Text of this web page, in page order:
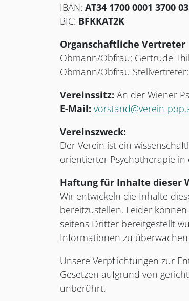
IBAN: AT34 1700 0001 3700
BIC: BFKKAT2K
Organschaftliche Vertreter
Obmann/Obfrau: Gertrude
Obmann/Obfrau
Vereinssitz: An der Wiener
E-Mail: vorstand@verein-
Vereinszweck:
Der Verein ist ein
orientierter Psychotherapie in
Haftung für Inhalte dieser
Wir entwickeln die Inhalte
bereitzustellen. Leider
seitens Dritter bereitgestellt
Informationen zu
Unsere Verpflichtungen zur
Gesetzen aufgrund von
unberührt.